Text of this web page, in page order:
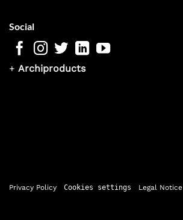
Social
+ Archiproducts
Privacy Policy Cookies settings Legal Notice